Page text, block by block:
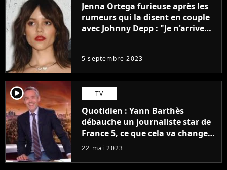
Jenna Ortega furieuse après les
rumeurs qui la disent en couple
avec Johnny Depp : "Je n'arrive
5 septembre 2023
player2 TV
Quotidien : Yann Barthès
débauche un journaliste star de
France 5, ce que cela va changer
à la rentrée
22 mai 2023